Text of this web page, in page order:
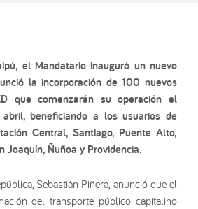
el Mandatario inauguró un nuevo
la incorporación de 100 nuevos
que comenzarán su operación el
beneficiando a los usuarios de
Central, Santiago, Puente Alto,
Joaquín, Ñuñoa y Providencia.
Sebastián Piñera, anunció que el
del transporte público capitalino